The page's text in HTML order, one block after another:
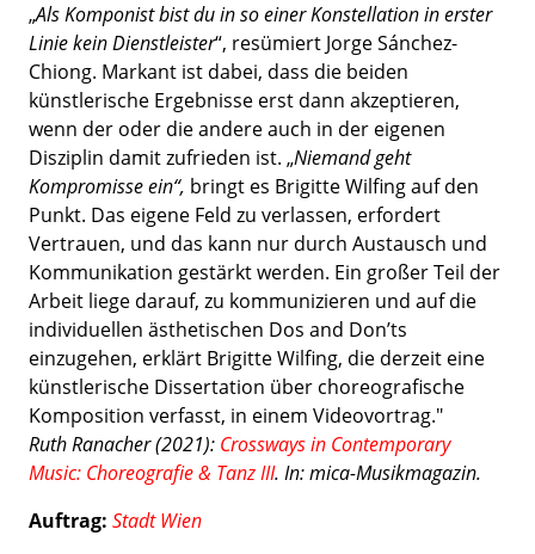
„Als Komponist bist du in so einer Konstellation in erster
Linie kein Dienstleister“, resümiert Jorge Sánchez-
Chiong. Markant ist dabei, dass die beiden
künstlerische Ergebnisse erst dann akzeptieren,
wenn der oder die andere auch in der eigenen
Disziplin damit zufrieden ist. „Niemand geht
Kompromisse ein“, bringt es Brigitte Wilfing auf den
Punkt. Das eigene Feld zu verlassen, erfordert
Vertrauen, und das kann nur durch Austausch und
Kommunikation gestärkt werden. Ein großer Teil der
Arbeit liege darauf, zu kommunizieren und auf die
individuellen ästhetischen Dos and Don’ts
einzugehen, erklärt Brigitte Wilfing, die derzeit eine
künstlerische Dissertation über choreografische
Komposition verfasst, in einem Videovortrag."
Ruth Ranacher (2021): Crossways in Contemporary
Music: Choreografie & Tanz III. In: mica-Musikmagazin.
Auftrag: Stadt Wien